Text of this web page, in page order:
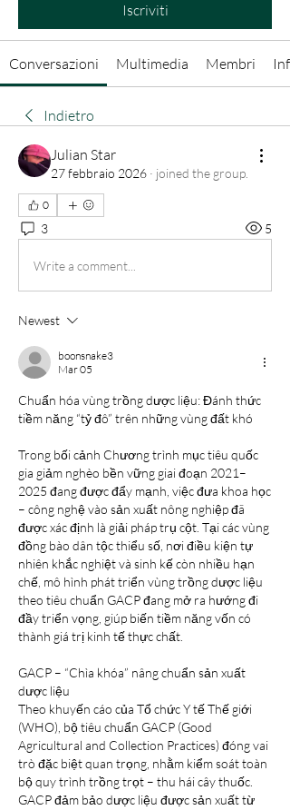
Iscriviti
Conversazioni Multimedia Membri Info
Indietro
Julian Star
27 febbraio 2026 · joined the group.
0
3 5
Write a comment...
Newest
boonsnake3
Mar 05
Chuẩn hóa vùng trồng dược liệu: Đánh thức
tiềm năng “tỷ đô” trên những vùng đất khó
Trong bối cảnh Chương trình mục tiêu quốc
gia giảm nghèo bền vững giai đoạn 2021–
2025 đang được đẩy mạnh, việc đưa khoa học
– công nghệ vào sản xuất nông nghiệp đã
được xác định là giải pháp trụ cột. Tại các vùng
đồng bào dân tộc thiểu số, nơi điều kiện tự
nhiên khắc nghiệt và sinh kế còn nhiều hạn
chế, mô hình phát triển vùng trồng dược liệu
theo tiêu chuẩn GACP đang mở ra hướng đi
đầy triển vọng, giúp biến tiềm năng vốn có
thành giá trị kinh tế thực chất.
GACP – “Chìa khóa” nâng chuẩn sản xuất
dược liệu
Theo khuyến cáo của Tổ chức Y tế Thế giới
(WHO), bộ tiêu chuẩn GACP (Good
Agricultural and Collection Practices) đóng vai
trò đặc biệt quan trọng, nhằm kiểm soát toàn
bộ quy trình trồng trọt – thu hái cây thuốc.
GACP đảm bảo dược liệu được sản xuất từ